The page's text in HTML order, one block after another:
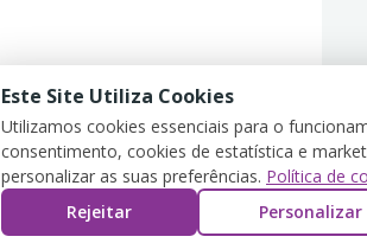
DETTAGLI DEL
Este Site Utiliza Cookies
Utilizamos cookies essenciais para o
consentimento, cookies de estatística e
personalizar as suas preferências. Política de
Rejeitar
Personalizar